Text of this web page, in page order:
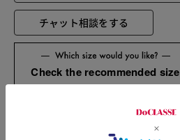
チャット相談をする
Check the recommended size